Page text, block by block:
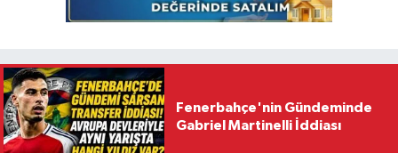
Fenerbahçe'nin Gündeminde
Gabriel Martinelli İddiası